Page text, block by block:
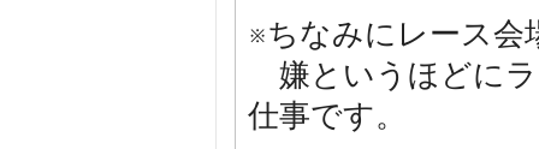
※ちなみにレース会
嫌というほどにラ
仕事です。